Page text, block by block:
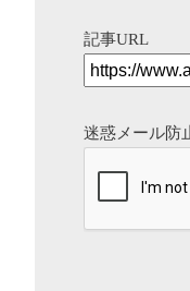
記事URL
迷惑メール防